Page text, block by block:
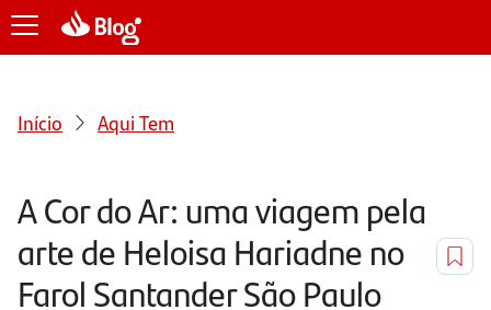
Início Aqui Tem
A Cor do Ar: uma viagem pela
arte de Heloisa Hariadne no
Farol Santander São Paulo